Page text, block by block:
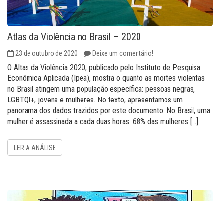
Atlas da Violência no Brasil – 2020
23 de outubro de 2020 Deixe um comentário!
O Altas da Violência 2020, publicado pelo Instituto de Pesquisa
Econômica Aplicada (Ipea), mostra o quanto as mortes violentas
no Brasil atingem uma população específica: pessoas negras,
LGBTQI+, jovens e mulheres. No texto, apresentamos um
panorama dos dados trazidos por este documento. No Brasil, uma
mulher é assassinada a cada duas horas. 68% das mulheres […]
LER A ANÁLISE